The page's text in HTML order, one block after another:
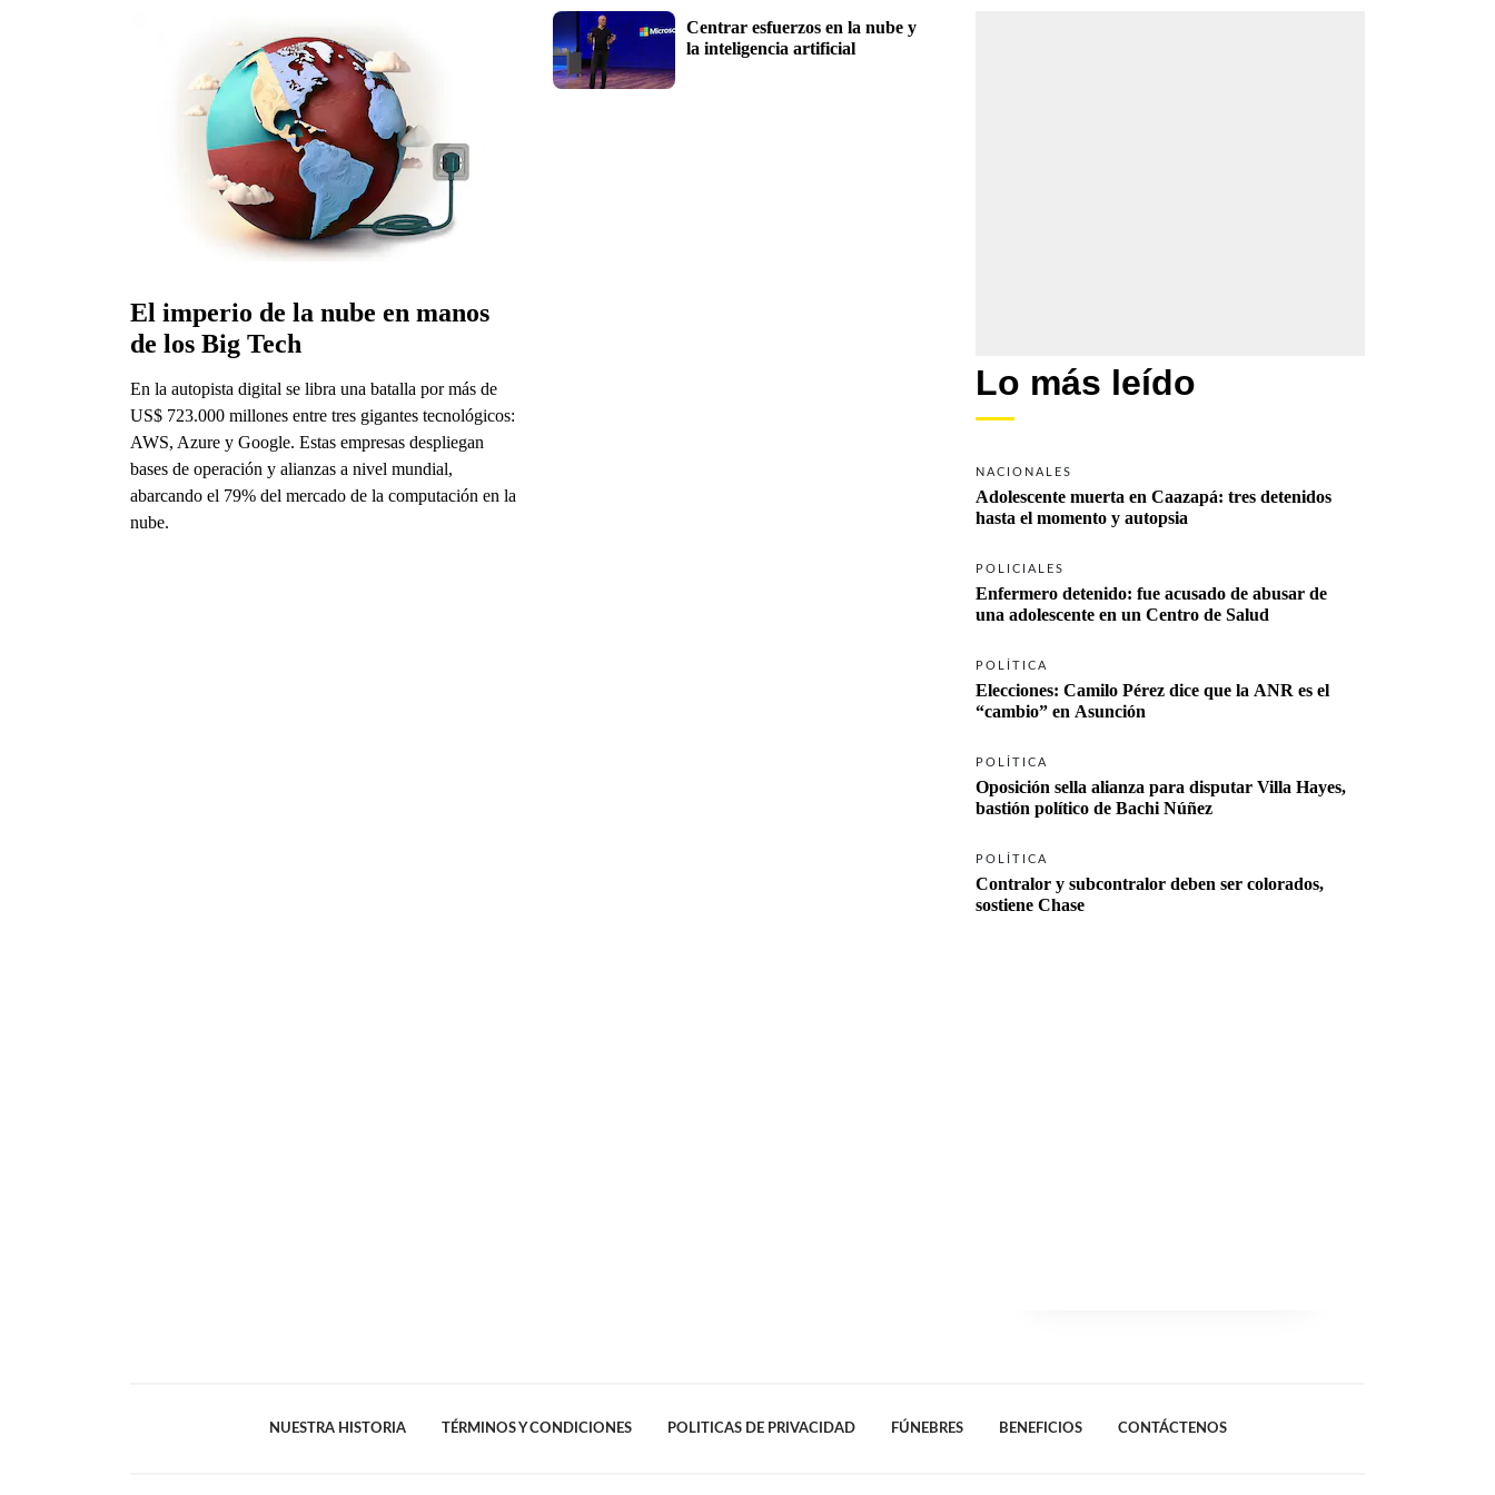
El imperio de la nube en manos
de los Big Tech
En la autopista digital se libra una batalla por más de
US$ 723.000 millones entre tres gigantes tecnológicos:
AWS, Azure y Google. Estas empresas despliegan
bases de operación y alianzas a nivel mundial,
abarcando el 79% del mercado de la computación en la
nube.
Centrar esfuerzos en la nube y
la inteligencia artificial
Lo más leído
NACIONALES
Adolescente muerta en Caazapá: tres detenidos
hasta el momento y autopsia
POLICIALES
Enfermero detenido: fue acusado de abusar de
una adolescente en un Centro de Salud
POLÍTICA
Elecciones: Camilo Pérez dice que la ANR es el
POLÍTICA
Oposición sella alianza para disputar Villa Hayes,
bastión político de Bachi Núñez
POLÍTICA
Contralor y subcontralor deben ser colorados,
sostiene Chase
NUESTRA HISTORIA TÉRMINOS Y CONDICIONES POLITICAS DE PRIVACIDAD FÚNEBRES BENEFICIOS CONTÁCTENOS